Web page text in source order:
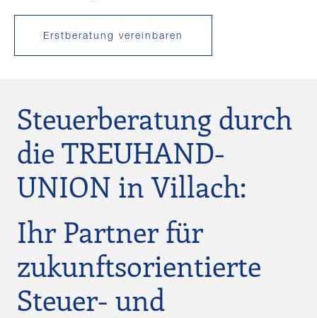
Erstberatung vereinbaren
Steuerberatung durch
die TREUHAND-
UNION in Villach:
Ihr Partner für
zukunftsorientierte
Steuer- und